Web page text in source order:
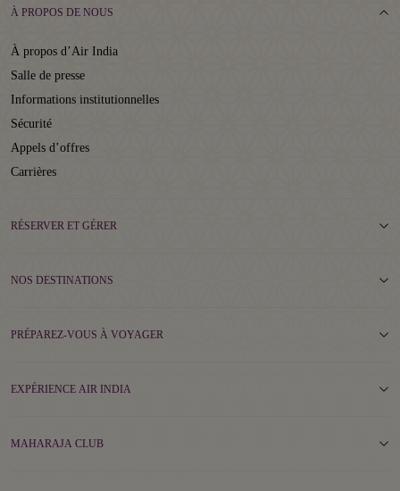
À PROPOS DE NOUS
À propos d’Air India
Salle de presse
Informations institutionnelles
Sécurité
Appels d’offres
Carrières
RÉSERVER ET GÉRER
NOS DESTINATIONS
PRÉPAREZ-VOUS À VOYAGER
EXPÉRIENCE AIR INDIA
MAHARAJA CLUB